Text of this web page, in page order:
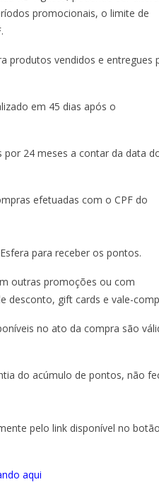
promocionais, o limite de
produtos vendidos e entregues
em 45 dias após o
por 24 meses a contar da data
efetuadas com o CPF do
para receber os pontos.
outras promoções ou com
desconto, gift cards e vale-
no ato da compra são
do acúmulo de pontos, não
pelo link disponível no
aqui